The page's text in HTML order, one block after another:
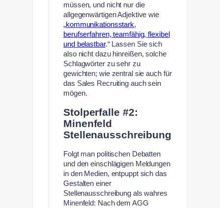
müssen, und nicht nur die
allgegenwärtigen Adjektive wie
„kommunikationsstark,
berufserfahren, teamfähig, flexibel
und belastbar.“ Lassen Sie sich
also nicht dazu hinreißen, solche
Schlagwörter zu sehr zu
gewichten; wie zentral sie auch für
das Sales Recruiting auch sein
mögen.
Stolperfalle #2:
Minenfeld
Stellenausschreibung
Folgt man politischen Debatten
und den einschlägigen Meldungen
in den Medien, entpuppt sich das
Gestalten einer
Stellenausschreibung als wahres
Minenfeld: Nach dem AGG